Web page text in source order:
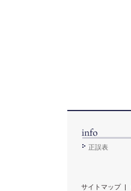
正誤表
サイトマップ|